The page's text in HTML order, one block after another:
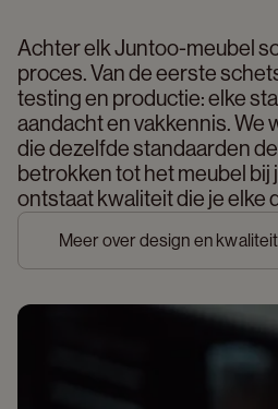
Achter elk Juntoo-meubel
proces. Van de eerste
testing en productie: elke
aandacht en vakkennis. We
die dezelfde standaarden
betrokken tot het meubel bij
ontstaat kwaliteit die je elke
Meer over design en kwaliteit